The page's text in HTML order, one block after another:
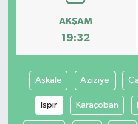
AKŞAM
19:32
Aşkale Aziziye
İspir Karaçoban